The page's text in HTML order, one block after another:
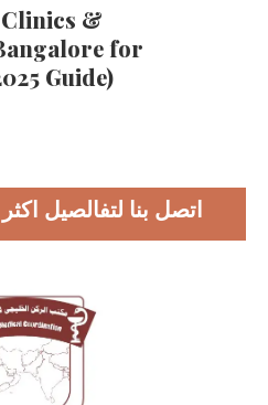
&
for
Guide)
اتصل بنا لتفالصيل اكثر